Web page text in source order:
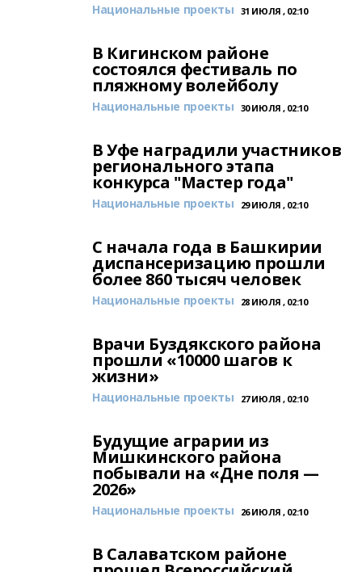
Национальные проекты 31 ИЮЛЯ , 02:10
В Кигинском районе
состоялся фестиваль по
пляжному волейболу
Национальные проекты 30 ИЮЛЯ , 02:10
В Уфе наградили участников
регионального этапа
конкурса "Мастер года"
Национальные проекты 29 ИЮЛЯ , 02:10
С начала года в Башкирии
диспансеризацию прошли
более 860 тысяч человек
Национальные проекты 28 ИЮЛЯ , 02:10
Врачи Буздякского района
прошли «10000 шагов к
жизни»
Национальные проекты 27 ИЮЛЯ , 02:10
Будущие аграрии из
Мишкинского района
побывали на «Дне поля —
2026»
Национальные проекты 26 ИЮЛЯ , 02:10
В Салаватском районе